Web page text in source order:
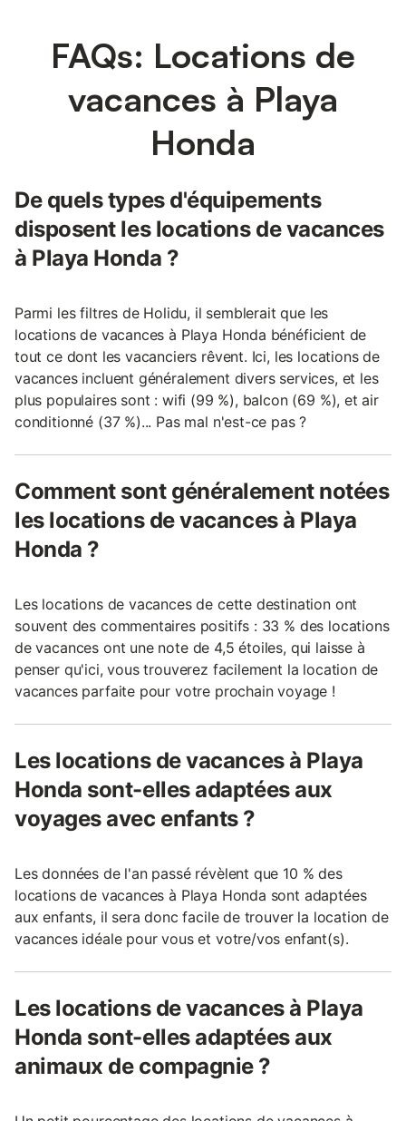
FAQs: Locations de
vacances à Playa
Honda
De quels types d'équipements
disposent les locations de vacances
à Playa Honda ?
Parmi les filtres de Holidu, il semblerait que les
locations de vacances à Playa Honda bénéficient de
tout ce dont les vacanciers rêvent. Ici, les locations de
vacances incluent généralement divers services, et les
plus populaires sont : wifi (99 %), balcon (69 %), et air
conditionné (37 %)... Pas mal n'est-ce pas ?
Comment sont généralement notées
les locations de vacances à Playa
Honda ?
Les locations de vacances de cette destination ont
souvent des commentaires positifs : 33 % des locations
de vacances ont une note de 4,5 étoiles, qui laisse à
penser qu'ici, vous trouverez facilement la location de
vacances parfaite pour votre prochain voyage !
Les locations de vacances à Playa
Honda sont-elles adaptées aux
voyages avec enfants ?
Les données de l'an passé révèlent que 10 % des
locations de vacances à Playa Honda sont adaptées
aux enfants, il sera donc facile de trouver la location de
vacances idéale pour vous et votre/vos enfant(s).
Les locations de vacances à Playa
Honda sont-elles adaptées aux
animaux de compagnie ?